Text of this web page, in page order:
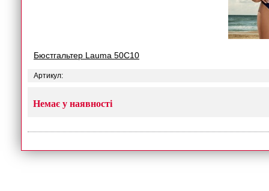
Бюстгальтер Lauma 50C10
Артикул:
Немає у наявності